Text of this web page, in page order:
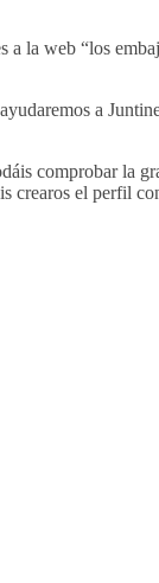
a la web “los
a
comprobar la
crearos el perfil